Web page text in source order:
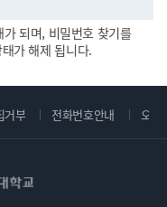
되며, 비밀번호 찾기를
가 해제 됩니다.
거부 전화번호안내 오시